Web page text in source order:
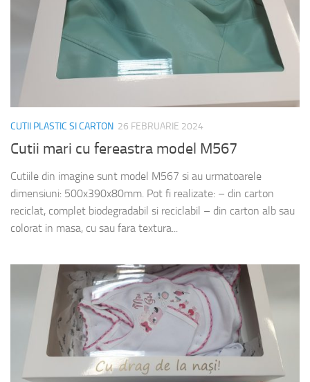
CUTII PLASTIC SI CARTON 26 FEBRUARIE 2024
Cutii mari cu fereastra model M567
Cutiile din imagine sunt model M567 si au urmatoarele
dimensiuni: 500x390x80mm. Pot fi realizate: – din carton
reciclat, complet biodegradabil si reciclabil – din carton alb sau
colorat in masa, cu sau fara textura...